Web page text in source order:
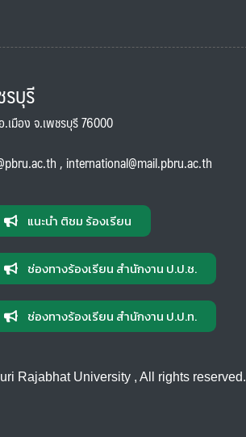
บุรี
มือง จ.เพชรบุรี 76000
, international@mail.pbru.ac.th
แนะนำ ติชม ร้องเรียน
ช่องทางร้องเรียน สำนักงาน ป.ป.ช.
ช่องทางร้องเรียน สำนักงาน ป.ป.ท.
Rajabhat University , All rights reserved.